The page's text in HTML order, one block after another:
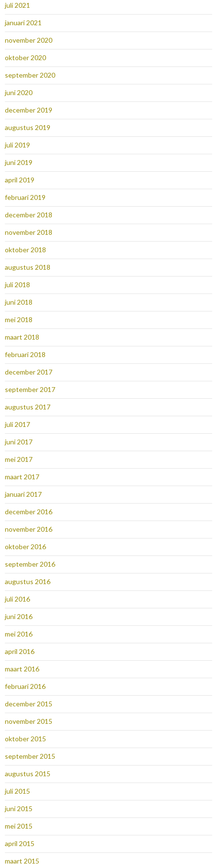
juli 2021
januari 2021
november 2020
oktober 2020
september 2020
juni 2020
december 2019
augustus 2019
juli 2019
juni 2019
april 2019
februari 2019
december 2018
november 2018
oktober 2018
augustus 2018
juli 2018
juni 2018
mei 2018
maart 2018
februari 2018
december 2017
september 2017
augustus 2017
juli 2017
juni 2017
mei 2017
maart 2017
januari 2017
december 2016
november 2016
oktober 2016
september 2016
augustus 2016
juli 2016
juni 2016
mei 2016
april 2016
maart 2016
februari 2016
december 2015
november 2015
oktober 2015
september 2015
augustus 2015
juli 2015
juni 2015
mei 2015
april 2015
maart 2015